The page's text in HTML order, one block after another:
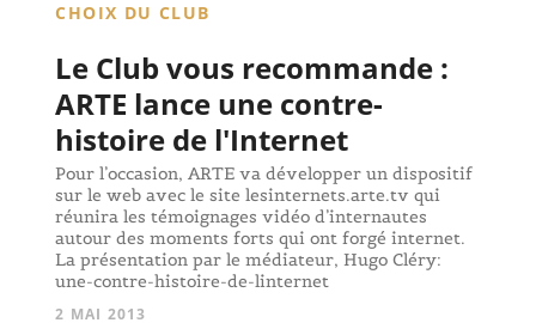
CHOIX DU CLUB
Le Club vous recommande :
ARTE lance une contre-
histoire de l'Internet
Pour l’occasion, ARTE va développer un dispositif
sur le web avec le site lesinternets.arte.tv qui
réunira les témoignages vidéo d’internautes
autour des moments forts qui ont forgé internet.
La présentation par le médiateur, Hugo Cléry:
une-contre-histoire-de-linternet
2 MAI 2013